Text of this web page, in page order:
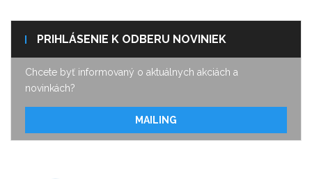
PRIHLÁSENIE K ODBERU NOVINIEK
Chcete byť informovaný o aktuálnych akciách a
novinkách?
MAILING